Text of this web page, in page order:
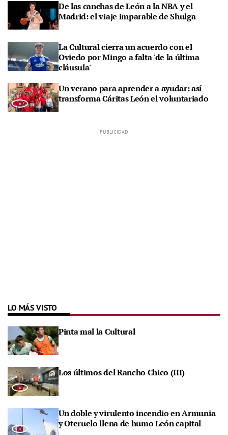
De las canchas de León a la NBA y el
Madrid: el viaje imparable de Shulga
La Cultural cierra un acuerdo con el
Oviedo por Mingo a falta 'de la última
cláusula'
Un verano para aprender a ayudar: así
transforma Cáritas León el voluntariado
LO MÁS VISTO
Pinta mal la Cultural
Los últimos del Rancho Chico (III)
Un doble y virulento incendio en Armunia
y Oteruelo llena de humo León capital